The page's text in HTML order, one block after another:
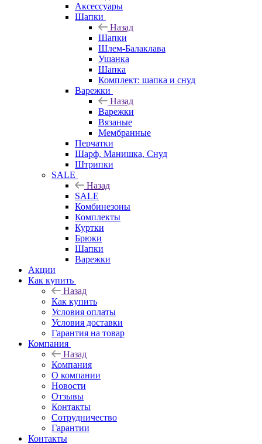
Аксессуары
Шапки
Назад
Шапки
Шлем-Балаклава
Ушанка
Шапка
Комплект: шапка и снуд
Варежки
Назад
Варежки
Вязаные
Мембранные
Перчатки
Шарф, Манишка, Снуд
Штрипки
SALE
Назад
SALE
Комбинезоны
Комплекты
Куртки
Брюки
Шапки
Варежки
Акции
Как купить
Назад
Как купить
Условия оплаты
Условия доставки
Гарантия на товар
Компания
Назад
Компания
О компании
Новости
Отзывы
Контакты
Сотрудничество
Гарантии
Контакты